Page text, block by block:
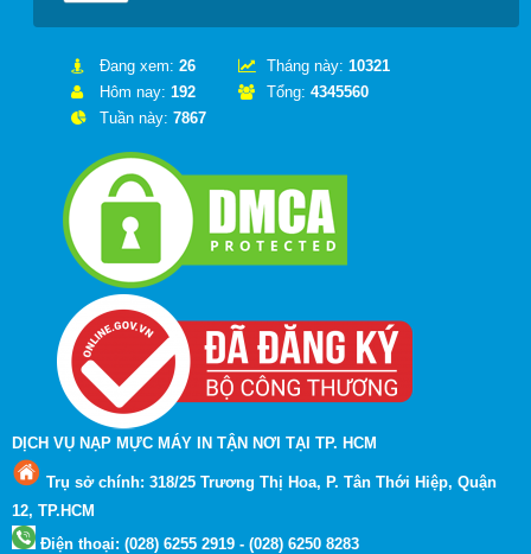
Đang xem: 26
Hôm nay: 192
Tuần này: 7867
Tháng này: 10321
Tổng: 4345560
DỊCH VỤ NẠP MỰC MÁY IN TẬN NƠI TẠI TP. HCM
Trụ sở chính: 318/25 Trương Thị Hoa, P. Tân Thới Hiệp, Quận
12, TP.HCM
Điện thoại: (028) 6255 2919 - (028) 6250 8283